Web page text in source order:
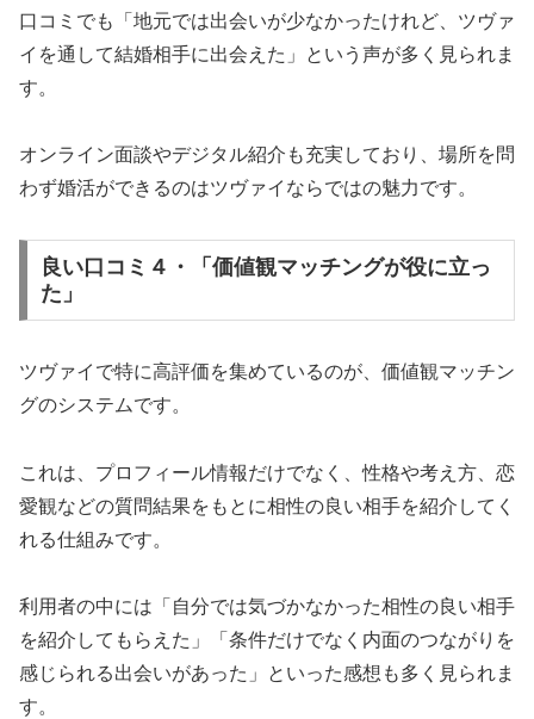
口コミでも「地元では出会いが少なかったけれど、ツヴァ
イを通して結婚相手に出会えた」という声が多く見られま
す。
オンライン面談やデジタル紹介も充実しており、場所を問
わず婚活ができるのはツヴァイならではの魅力です。
良い口コミ４・「価値観マッチングが役に立っ
た」
ツヴァイで特に高評価を集めているのが、価値観マッチン
グのシステムです。
これは、プロフィール情報だけでなく、性格や考え方、恋
愛観などの質問結果をもとに相性の良い相手を紹介してく
れる仕組みです。
利用者の中には「自分では気づかなかった相性の良い相手
を紹介してもらえた」「条件だけでなく内面のつながりを
感じられる出会いがあった」といった感想も多く見られま
す。